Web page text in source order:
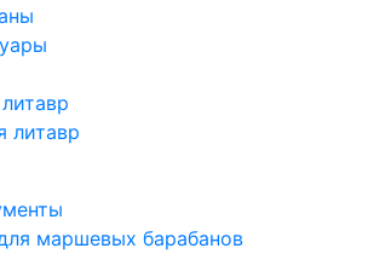
литавр
маршевых барабанов